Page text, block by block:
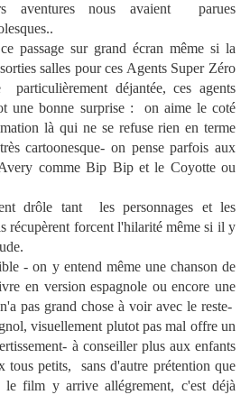
aventures nous avaient parues
passage sur grand écran même si la
salles pour ces Agents Super Zéro
particulièrement déjantée, ces agents
une bonne surprise : on aime le coté
là qui ne se refuse rien en terme
cartoonesque- on pense parfois aux
comme Bip Bip et le Coyotte ou
drôle tant les personnages et les
récupèrent forcent l'hilarité même si il y
- on y entend même une chanson de
en version espagnole ou encore une
pas grand chose à voir avec le reste-
visuellement plutot pas mal offre un
à conseiller plus aux enfants
tous petits, sans d'autre prétention que
film y arrive allégrement, c'est déjà